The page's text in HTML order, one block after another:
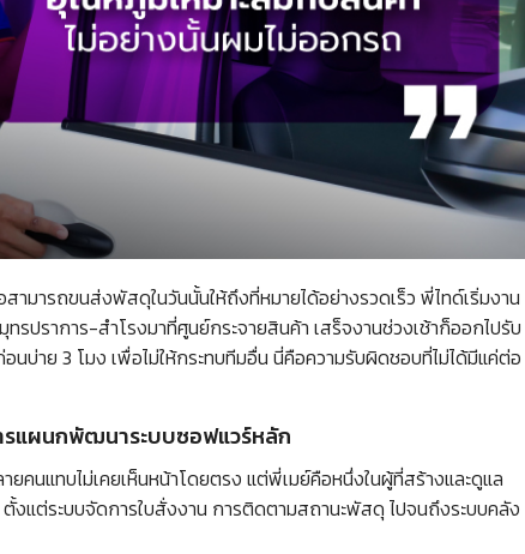
ามารถขนส่งพัสดุในวันนั้นให้ถึงที่หมายได้อย่างรวดเร็ว พี่ไทด์เริ่มงาน
รปราการ-สำโรงมาที่ศูนย์กระจายสินค้า เสร็จงานช่วงเช้าก็ออกไปรับ
นบ่าย 3 โมง เพื่อไม่ให้กระทบทีมอื่น นี่คือความรับผิดชอบที่ไม่ได้มีแค่ต่อ
รแผนกพัฒนาระบบซอฟแวร์หลัก
คนแทบไม่เคยเห็นหน้าโดยตรง แต่พี่เมย์คือหนึ่งในผู้ที่สร้างและดูแล
งแต่ระบบจัดการใบสั่งงาน การติดตามสถานะพัสดุ ไปจนถึงระบบคลัง